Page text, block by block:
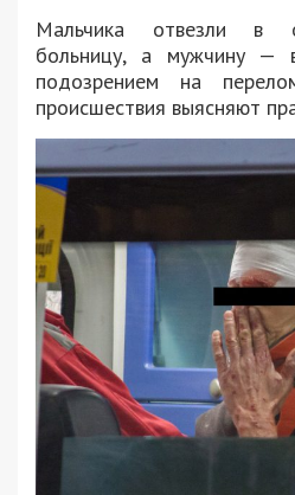
Мальчика отвезли в
больницу, а мужчину
подозрением на
происшествия выясняют